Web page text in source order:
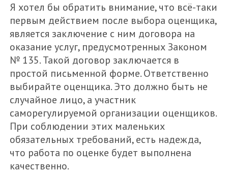
Я хотел бы обратить внимание, что всё-таки
первым действием после выбора оценщика,
является заключение с ним договора на
оказание услуг, предусмотренных Законом
№ 135. Такой договор заключается в
простой письменной форме. Ответственно
выбирайте оценщика. Это должно быть не
случайное лицо, а участник
саморегулируемой организации оценщиков.
При соблюдении этих маленьких
обязательных требований, есть надежда,
что работа по оценке будет выполнена
качественно.